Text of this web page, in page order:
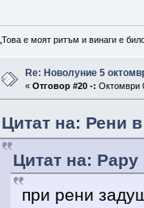
„Това е моят ритъм и винаги е
Re: Новолуние 5
« Отговор #20 -: Октомври
Цитат на: Рени
Цитат на:
при рени